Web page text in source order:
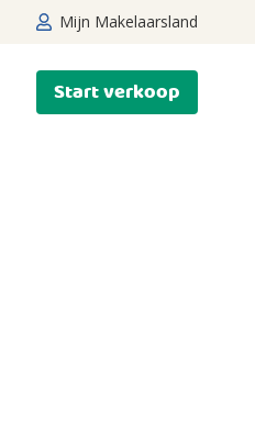
Mijn Makelaarsland
Start verkoop